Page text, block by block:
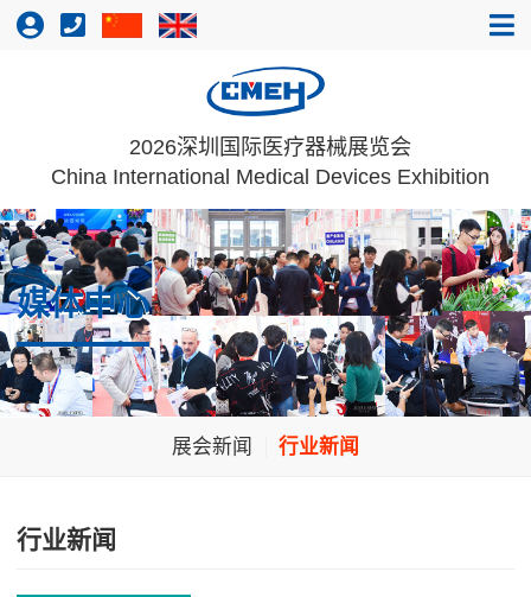
2026深圳国际医疗器械展览会
China International Medical Devices Exhibition
媒体中心
展会新闻 行业新闻
行业新闻